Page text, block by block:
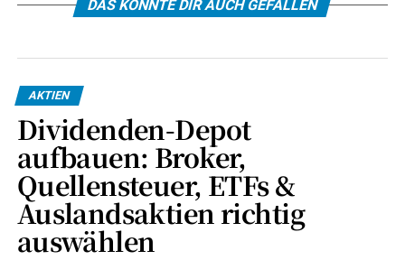
DAS KÖNNTE DIR AUCH GEFALLEN
AKTIEN
Dividenden-Depot
aufbauen: Broker,
Quellensteuer, ETFs &
Auslandsaktien richtig
auswählen